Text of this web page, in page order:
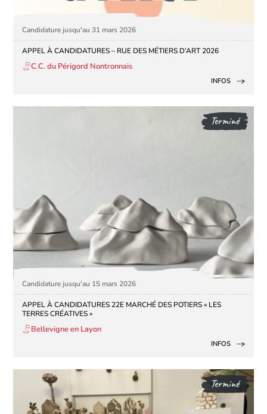
Candidature jusqu'au 31 mars 2026
APPEL À CANDIDATURES – RUE DES MÉTIERS D’ART 2026
C.C. du Périgord Nontronnais
INFOS
Terminé
Candidature jusqu'au 15 mars 2026
APPEL À CANDIDATURES 22E MARCHÉ DES POTIERS « LES
TERRES CRÉATIVES »
Bellevigne en Layon
INFOS
Terminé